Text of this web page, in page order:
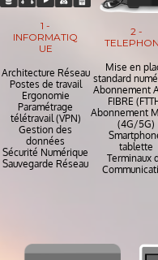
1 -
INFORMATIQ
UE
Architecture Réseau
Postes de travail
Ergonomie
Paramétrage
télétravail (VPN)
Gestion des
données
Sécurité Numérique
Sauvegarde Réseau
2 -
Mise en
standard
Abonnement
FIBRE
Abonnement
(4G/5G)
tablette
Terminaux